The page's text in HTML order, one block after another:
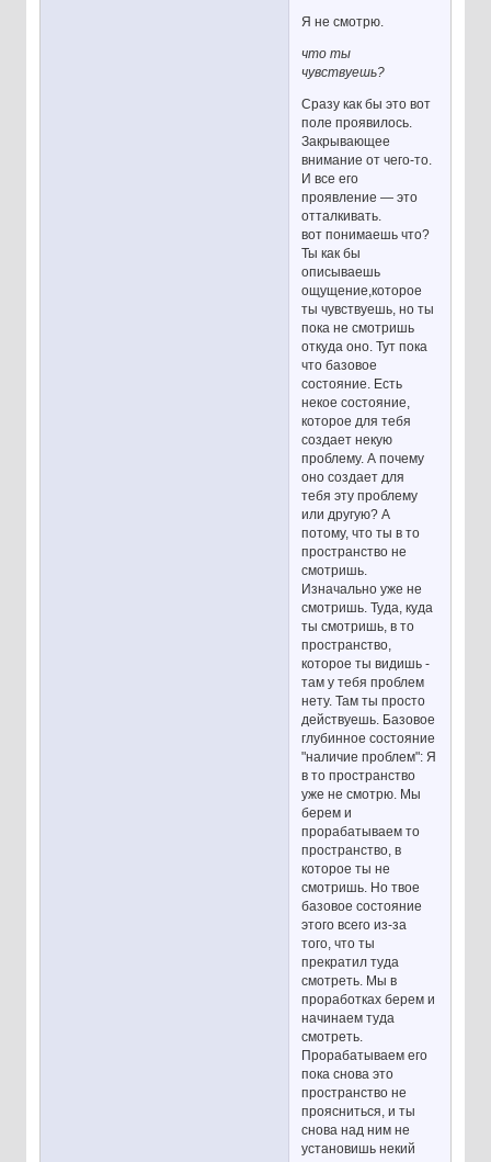
Я не смотрю.
что ты
чувствуешь?
Сразу как бы это вот
поле проявилось.
Закрывающее
внимание от чего-то.
И все его
проявление — это
отталкивать.
вот понимаешь что?
Ты как бы
описываешь
ощущение,которое
ты чувствуешь, но ты
пока не смотришь
откуда оно. Тут пока
что базовое
состояние. Есть
некое состояние,
которое для тебя
создает некую
проблему. А почему
оно создает для
тебя эту проблему
или другую? А
потому, что ты в то
пространство не
смотришь.
Изначально уже не
смотришь. Туда, куда
ты смотришь, в то
пространство,
которое ты видишь -
там у тебя проблем
нету. Там ты просто
действуешь. Базовое
глубинное состояние
"наличие проблем": Я
в то пространство
уже не смотрю. Мы
берем и
прорабатываем то
пространство, в
которое ты не
смотришь. Но твое
базовое состояние
этого всего из-за
того, что ты
прекратил туда
смотреть. Мы в
проработках берем и
начинаем туда
смотреть.
Прорабатываем его
пока снова это
пространство не
проясниться, и ты
снова над ним не
установишь некий